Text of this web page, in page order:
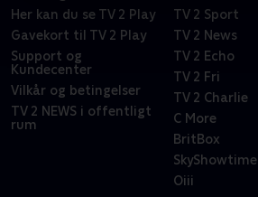
Her kan du se TV 2 Play
Gavekort til TV 2 Play
Support og
Kundecenter
Vilkår og betingelser
TV 2 NEWS i offentligt
rum
TV 2 Sport
TV 2 News
TV 2 Echo
TV 2 Fri
TV 2 Charlie
C More
BritBox
SkyShowtime
Oiii